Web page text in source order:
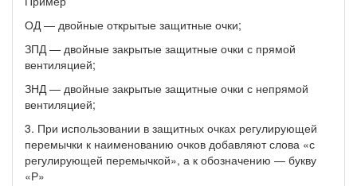
ОД — двойные открытые защитные очки;
ЗПД — двойные закрытые защитные очки с прямой
вентиляцией;
ЗНД — двойные закрытые защитные очки с непрямой
вентиляцией;
3. При использовании в защитных очках регулирующей
перемычки к наименованию очков добавляют слова «с
регулирующей перемычкой», а к обозначению — букву
«Р»